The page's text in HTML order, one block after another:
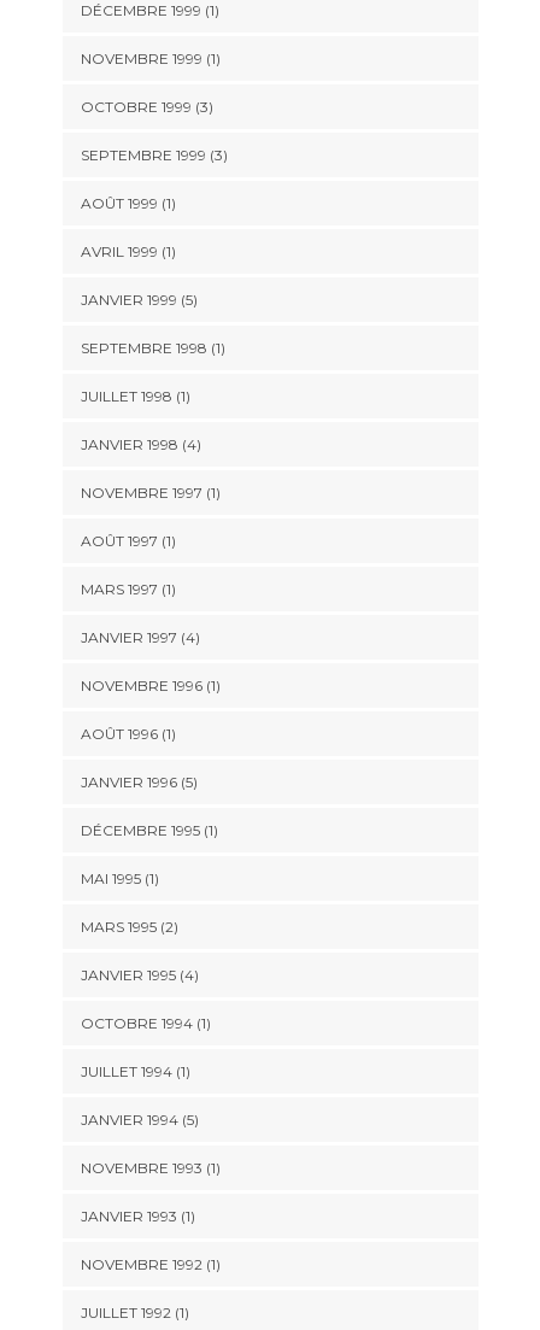
DÉCEMBRE 1999 (1)
NOVEMBRE 1999 (1)
OCTOBRE 1999 (3)
SEPTEMBRE 1999 (3)
AOÛT 1999 (1)
AVRIL 1999 (1)
JANVIER 1999 (5)
SEPTEMBRE 1998 (1)
JUILLET 1998 (1)
JANVIER 1998 (4)
NOVEMBRE 1997 (1)
AOÛT 1997 (1)
MARS 1997 (1)
JANVIER 1997 (4)
NOVEMBRE 1996 (1)
AOÛT 1996 (1)
JANVIER 1996 (5)
DÉCEMBRE 1995 (1)
MAI 1995 (1)
MARS 1995 (2)
JANVIER 1995 (4)
OCTOBRE 1994 (1)
JUILLET 1994 (1)
JANVIER 1994 (5)
NOVEMBRE 1993 (1)
JANVIER 1993 (1)
NOVEMBRE 1992 (1)
JUILLET 1992 (1)